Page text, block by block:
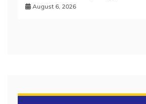
August 6, 2026